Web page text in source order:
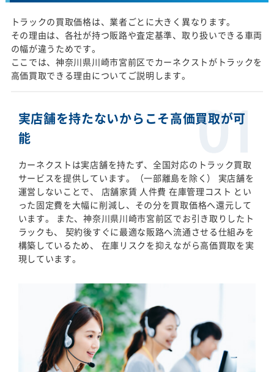
トラックの買取価格は、業者ごとに大きく異なります。
その理由は、各社が持つ販路や査定基準、取り扱いできる車両
の幅が違うためです。
ここでは、神奈川県川崎市宮前区でカーネクストがトラックを
高価買取できる理由についてご説明します。
実店舗を持たないからこそ高価買取が可
能
カーネクストは実店舗を持たず、全国対応のトラック買取
サービスを提供しています。（一部離島を除く） 実店舗を
運営しないことで、 店舗家賃 人件費 在庫管理コスト とい
った固定費を大幅に削減し、その分を買取価格へ還元して
います。 また、神奈川県川崎市宮前区でお引き取りしたト
ラックも、 契約後すぐに最適な販路へ流通させる仕組みを
構築しているため、 在庫リスクを抑えながら高価買取を実
現しています。